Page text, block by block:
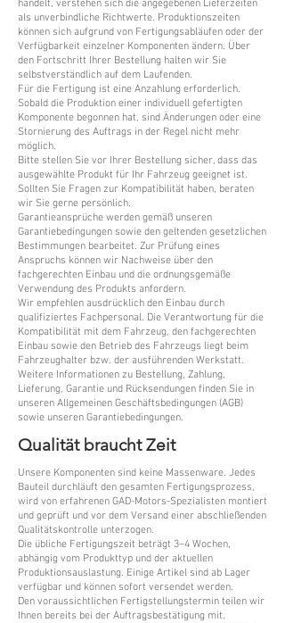
handelt, verstehen sich die angegebenen Lieferzeiten
als unverbindliche Richtwerte. Produktionszeiten
können sich aufgrund von Fertigungsabläufen oder der
Verfügbarkeit einzelner Komponenten ändern. Über
den Fortschritt Ihrer Bestellung halten wir Sie
selbstverständlich auf dem Laufenden.
Für die Fertigung ist eine Anzahlung erforderlich.
Sobald die Produktion einer individuell gefertigten
Komponente begonnen hat, sind Änderungen oder eine
Stornierung des Auftrags in der Regel nicht mehr
möglich.
Bitte stellen Sie vor Ihrer Bestellung sicher, dass das
ausgewählte Produkt für Ihr Fahrzeug geeignet ist.
Sollten Sie Fragen zur Kompatibilität haben, beraten
wir Sie gerne persönlich.
Garantieansprüche werden gemäß unseren
Garantiebedingungen sowie den geltenden gesetzlichen
Bestimmungen bearbeitet. Zur Prüfung eines
Anspruchs können wir Nachweise über den
fachgerechten Einbau und die ordnungsgemäße
Verwendung des Produkts anfordern.
Wir empfehlen ausdrücklich den Einbau durch
qualifiziertes Fachpersonal. Die Verantwortung für die
Kompatibilität mit dem Fahrzeug, den fachgerechten
Einbau sowie den Betrieb des Fahrzeugs liegt beim
Fahrzeughalter bzw. der ausführenden Werkstatt.
Weitere Informationen zu Bestellung, Zahlung,
Lieferung, Garantie und Rücksendungen finden Sie in
unseren Allgemeinen Geschäftsbedingungen (AGB)
sowie unseren Garantiebedingungen.
Qualität braucht Zeit
Unsere Komponenten sind keine Massenware. Jedes
Bauteil durchläuft den gesamten Fertigungsprozess,
wird von erfahrenen GAD-Motors-Spezialisten montiert
und geprüft und vor dem Versand einer abschließenden
Qualitätskontrolle unterzogen.
Die übliche Fertigungszeit beträgt 3–4 Wochen,
abhängig vom Produkttyp und der aktuellen
Produktionsauslastung. Einige Artikel sind ab Lager
verfügbar und können sofort versendet werden.
Den voraussichtlichen Fertigstellungstermin teilen wir
Ihnen bereits bei der Auftragsbestätigung mit.